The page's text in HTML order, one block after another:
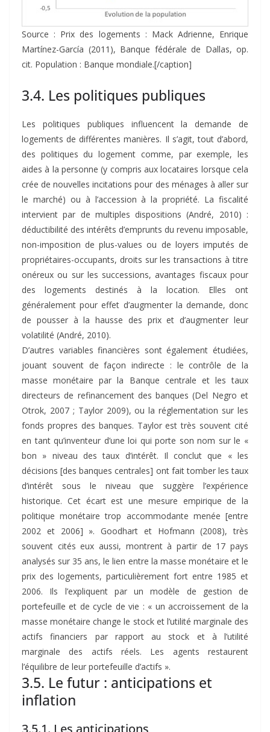
Source : Prix des logements : Mack Adrienne, Enrique
Martínez-García (2011), Banque fédérale de Dallas, op.
cit. Population : Banque mondiale.[/caption]
3.4. Les politiques publiques
Les politiques publiques influencent la demande de
logements de différentes manières. Il s’agit, tout d’abord,
des politiques du logement comme, par exemple, les
aides à la personne (y compris aux locataires lorsque cela
crée de nouvelles incitations pour des ménages à aller sur
le marché) ou à l’accession à la propriété. La fiscalité
intervient par de multiples dispositions (André, 2010) :
déductibilité des intérêts d’emprunts du revenu imposable,
non-imposition de plus-values ou de loyers imputés de
propriétaires-occupants, droits sur les transactions à titre
onéreux ou sur les successions, avantages fiscaux pour
des logements destinés à la location. Elles ont
généralement pour effet d’augmenter la demande, donc
de pousser à la hausse des prix et d’augmenter leur
volatilité (André, 2010).
D’autres variables financières sont également étudiées,
jouant souvent de façon indirecte : le contrôle de la
masse monétaire par la Banque centrale et les taux
directeurs de refinancement des banques (Del Negro et
Otrok, 2007 ; Taylor 2009), ou la réglementation sur les
fonds propres des banques. Taylor est très souvent cité
en tant qu’inventeur d’une loi qui porte son nom sur le «
bon » niveau des taux d’intérêt. Il conclut que « les
décisions [des banques centrales] ont fait tomber les taux
d’intérêt sous le niveau que suggère l’expérience
historique. Cet écart est une mesure empirique de la
politique monétaire trop accommodante menée [entre
2002 et 2006] ». Goodhart et Hofmann (2008), très
souvent cités eux aussi, montrent à partir de 17 pays
analysés sur 35 ans, le lien entre la masse monétaire et le
prix des logements, particulièrement fort entre 1985 et
2006. Ils l’expliquent par un modèle de gestion de
portefeuille et de cycle de vie : « un accroissement de la
masse monétaire change le stock et l’utilité marginale des
actifs financiers par rapport au stock et à l’utilité
marginale des actifs réels. Les agents restaurent
l’équilibre de leur portefeuille d’actifs ».
3.5. Le futur : anticipations et
inflation
3.5.1. Les anticipations